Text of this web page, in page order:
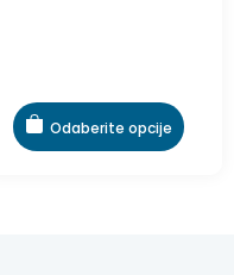
Odaberite opcije